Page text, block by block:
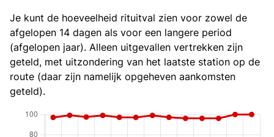
Je kunt de hoeveelheid rituitval zien voor zowel de
afgelopen 14 dagen als voor een langere period
(afgelopen jaar). Alleen uitgevallen vertrekken zijn
geteld, met uitzondering van het laatste station op de
route (daar zijn namelijk opgeheven aankomsten
geteld).